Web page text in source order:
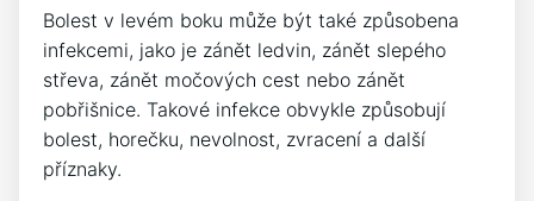
Bolest v levém boku může být také způsobena
infekcemi, jako je zánět ledvin, zánět slepého
střeva, zánět močových cest nebo zánět
pobřišnice. Takové infekce obvykle způsobují
bolest, horečku, nevolnost, zvracení a další
příznaky.